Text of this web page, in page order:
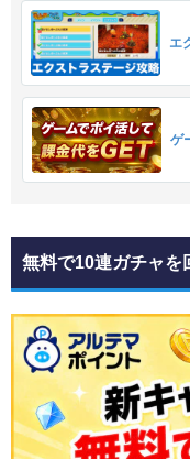
エ
ゲ
無料で10連ガチャを